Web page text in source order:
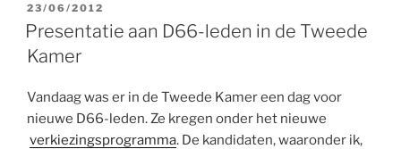
GEPLAATST
OP
23/06/2012
Presentatie aan D66-leden in de Tweede
Kamer
Vandaag was er in de Tweede Kamer een dag voor
nieuwe D66-leden. Ze kregen onder het nieuwe
verkiezingsprogramma. De kandidaten, waaronder ik,